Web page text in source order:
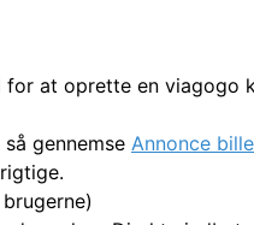
at oprette en viagogo
gennemse Annonce